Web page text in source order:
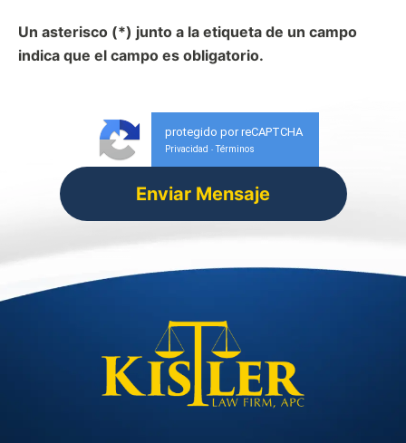
Un asterisco (*) junto a la etiqueta de un campo
indica que el campo es obligatorio.
protegido por reCAPTCHA
Privacidad - Términos